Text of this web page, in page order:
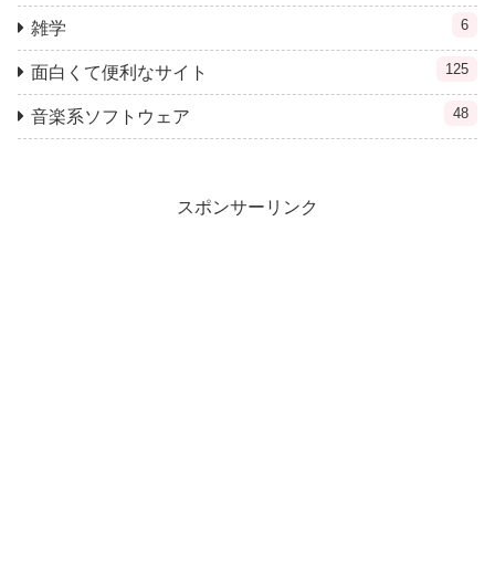
雑学 6
面白くて便利なサイト 125
音楽系ソフトウェア 48
スポンサーリンク